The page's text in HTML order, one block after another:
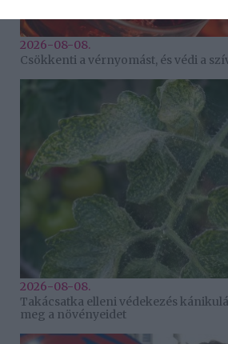
2026-08-08.
Csökkenti a vérnyomást, és védi a
2026-08-08.
Takácsatka elleni védekezés
meg a növényeidet